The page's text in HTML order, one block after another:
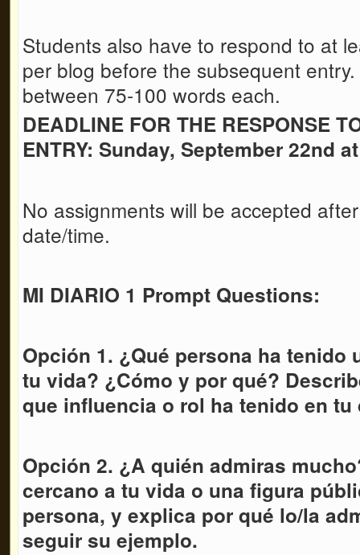
Students also have to respond to at
per blog before the subsequent
between 75-100 words each.
DEADLINE FOR THE RESPONSE
ENTRY: Sunday, September 22nd
No assignments will be accepted
date/time.
MI DIARIO 1 Prompt Questions:
Opción 1. ¿Qué persona ha tenido
tu vida? ¿Cómo y por qué?
que influencia o rol ha tenido en
Opción 2. ¿A quién admiras
cercano a tu vida o una figura
persona, y explica por qué lo/la
seguir su ejemplo.